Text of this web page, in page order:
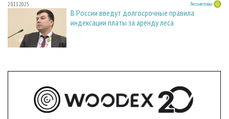
28.11.2025 Лесозаготовка
В России введут долгосрочные правила
индексации платы за аренду леса